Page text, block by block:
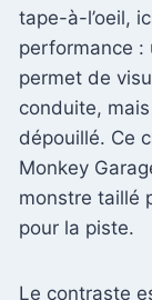
tape-à-l’oeil,
performance :
permet de
conduite,
dépouillé. Ce
Monkey
monstre taillé
pour la piste.
Le contraste